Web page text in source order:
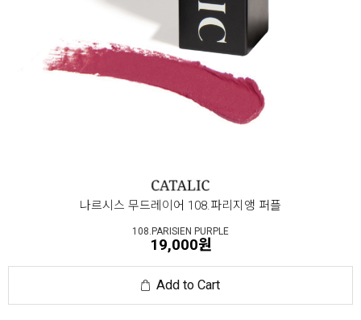
나르시스 무드레이어 108.파리지앵 퍼플
108.PARISIEN PURPLE
19,000원
Add to Cart